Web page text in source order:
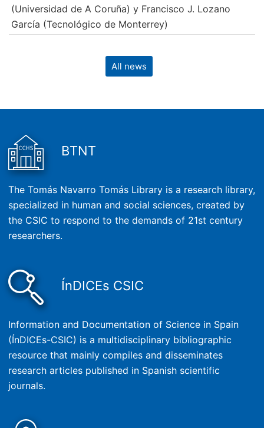
(Universidad de A Coruña) y Francisco J. Lozano
García (Tecnológico de Monterrey)
All news
BTNT
The Tomás Navarro Tomás Library is a research library,
specialized in human and social sciences, created by
the CSIC to respond to the demands of 21st century
researchers.
ÍnDICEs CSIC
Information and Documentation of Science in Spain
(ÍnDICEs-CSIC) is a multidisciplinary bibliographic
resource that mainly compiles and disseminates
research articles published in Spanish scientific
journals.